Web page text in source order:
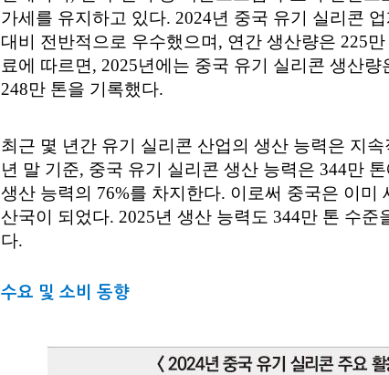
가세를 유지하고 있다. 2024년 중국 유기 실리콘
대비 전반적으로 우수했으며, 연간 생산량은 225
료에 따르면, 2025년에는 중국 유기 실리콘 생산
248만 톤을 기록했다.
최근 몇 년간 유기 실리콘 산업의 생산 능력은 지
년 말 기준, 중국 유기 실리콘 생산 능력은 344만
생산 능력의 76%를 차지한다. 이로써 중국은 이미
산국이 되었다. 2025년 생산 능력도 344만 톤 수준
다.
수요 및 소비 동향